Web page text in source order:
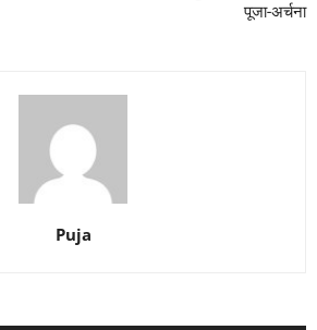
पूजा-अर्चना
Puja